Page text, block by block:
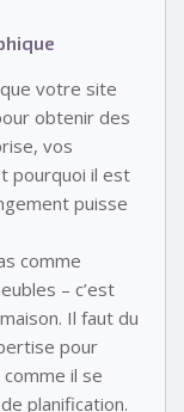
votre site
obtenir des
vos
pourquoi il est
puisse
comme
– c’est
Il faut du
pour
il se
planification.